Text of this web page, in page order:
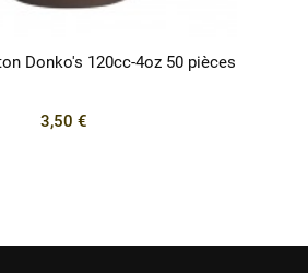
Donko's 120cc-4oz 50 pièces
3,50 €